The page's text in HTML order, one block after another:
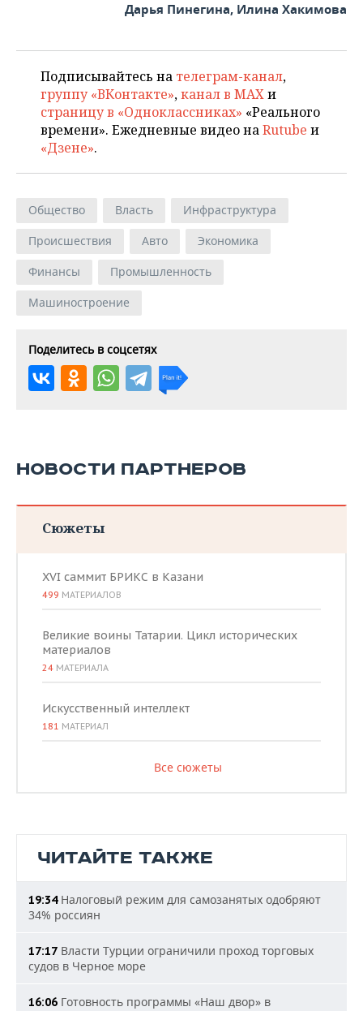
Дарья Пинегина, Илина Хакимова
Подписывайтесь на телеграм-канал,
группу «ВКонтакте»,канал в MAXи
страницу в «Одноклассниках» «Реального
времени». Ежедневные видео наRutube и
«Дзене».
Общество Власть
Инфраструктура
Происшествия
Авто
Экономика
Финансы
Промышленность
Машиностроение
Поделитесь в соцсетях
НОВОСТИ ПАРТНЕРОВ
Сюжеты
XVI саммит БРИКС в Казани
499 МАТЕРИАЛОВ
Великие воины Татарии. Цикл исторических
материалов
24 МАТЕРИАЛА
Искусственный интеллект
181 МАТЕРИАЛ
Все сюжеты
ЧИТАЙТЕ ТАКЖЕ
19:34Налоговый режим для самозанятых одобряют
34% россиян
17:17 Власти Турции ограничили проход торговых
судов в Черное море
16:06 Готовность программы «Наш двор» в